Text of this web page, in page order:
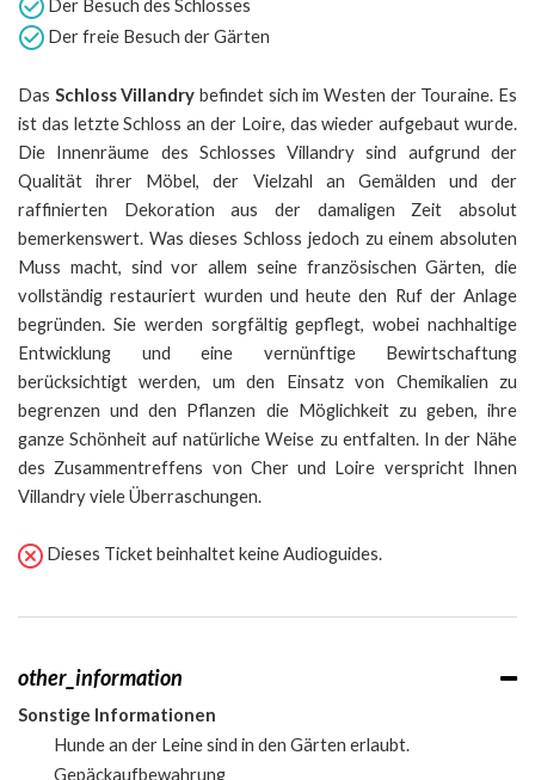
Der Besuch des Schlosses
Der freie Besuch der Gärten
Das Schloss Villandry befindet sich im Westen der Touraine. Es
ist das letzte Schloss an der Loire, das wieder aufgebaut wurde.
Die Innenräume des Schlosses Villandry sind aufgrund der
Qualität ihrer Möbel, der Vielzahl an Gemälden und der
raffinierten Dekoration aus der damaligen Zeit absolut
bemerkenswert. Was dieses Schloss jedoch zu einem absoluten
Muss macht, sind vor allem seine französischen Gärten, die
vollständig restauriert wurden und heute den Ruf der Anlage
begründen. Sie werden sorgfältig gepflegt, wobei nachhaltige
Entwicklung und eine vernünftige Bewirtschaftung
berücksichtigt werden, um den Einsatz von Chemikalien zu
begrenzen und den Pflanzen die Möglichkeit zu geben, ihre
ganze Schönheit auf natürliche Weise zu entfalten. In der Nähe
des Zusammentreffens von Cher und Loire verspricht Ihnen
Villandry viele Überraschungen.
Dieses Ticket beinhaltet keine Audioguides.
other_information
Sonstige Informationen
Hunde an der Leine sind in den Gärten erlaubt.
Gepäckaufbewahrung